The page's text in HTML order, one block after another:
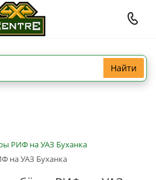
Найти
РИФ на УАЗ Буханка
на УАЗ Буханка